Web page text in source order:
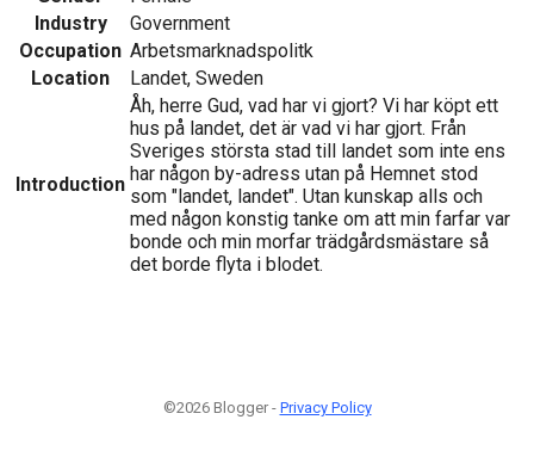
Industry
Government
Occupation Arbetsmarknadspolitk
Location
Landet, Sweden
Introduction
Åh, herre Gud, vad har vi gjort? Vi har köpt ett
hus på landet, det är vad vi har gjort. Från
Sveriges största stad till landet som inte ens
har någon by-adress utan på Hemnet stod
som "landet, landet". Utan kunskap alls och
med någon konstig tanke om att min farfar var
bonde och min morfar trädgårdsmästare så
det borde flyta i blodet.
©2026 Blogger - Privacy Policy